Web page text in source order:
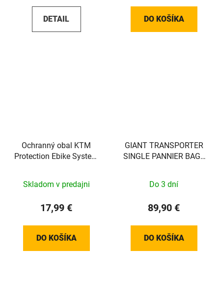
DETAIL DO KOŠÍKA
Ochranný obal KTM
Protection Ebike System
Skladom v predajni
17,99 €
DO KOŠÍKA
GIANT TRANSPORTER
SINGLE PANNIER BAG -
440000037
Do 3 dní
89,90 €
DO KOŠÍKA